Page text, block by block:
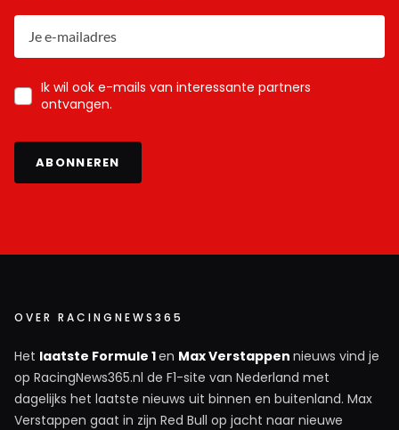
Ik wil ook e-mails van interessante partners
ontvangen.
ABONNEREN
OVER RACINGNEWS365
Het laatste Formule 1en Max Verstappen nieuws vind je
op RacingNews365.nl de F1-site van Nederland met
dagelijks het laatste nieuws uit binnen en buitenland. Max
Verstappen gaat in zijn Red Bull op jacht naar nieuwe